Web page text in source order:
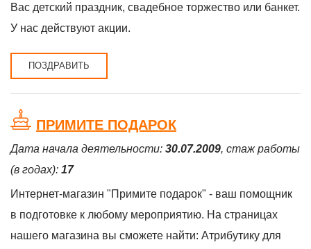
Вас детский праздник, свадебное торжество или банкет.
У нас действуют акции.
ПОЗДРАВИТЬ
ПРИМИТЕ ПОДАРОК
Дата начала деятельности: 30.07.2009, стаж работы
(в годах): 17
Интернет-магазин "Примите подарок" - ваш помощник
в подготовке к любому мероприятию. На страницах
нашего магазина вы сможете найти: Атрибутику для